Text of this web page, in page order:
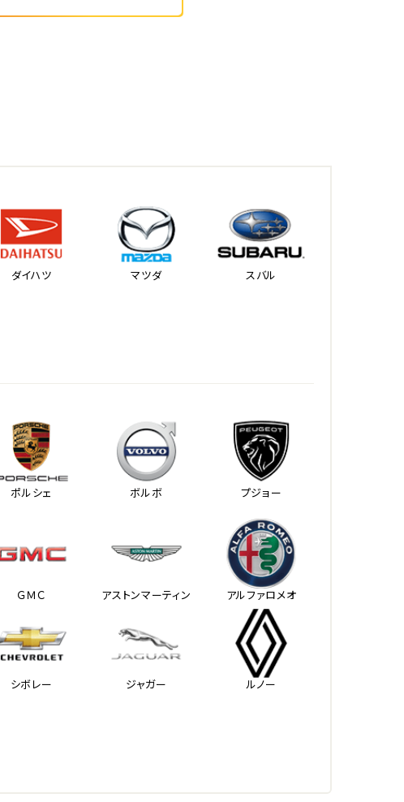
ダイハツ マツダ スバル
ポルシェ ボルボ プジョー
ＧＭＣ アストンマーティン アルファロメオ
シボレー ジャガー ルノー